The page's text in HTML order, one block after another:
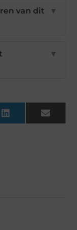
van dit
▼
▼
LinkedIn Email